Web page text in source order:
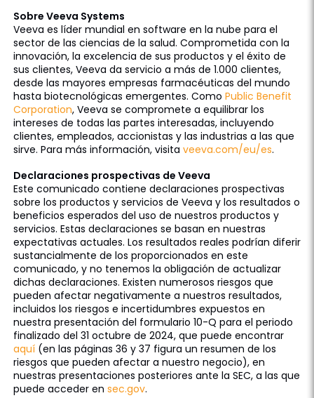
Sobre Veeva Systems
Veeva es líder mundial en software en la nube para el
sector de las ciencias de la salud. Comprometida con la
innovación, la excelencia de sus productos y el éxito de
sus clientes, Veeva da servicio a más de 1.000 clientes,
desde las mayores empresas farmacéuticas del mundo
hasta biotecnológicas emergentes. Como Public Benefit
Corporation, Veeva se compromete a equilibrar los
intereses de todas las partes interesadas, incluyendo
clientes, empleados, accionistas y las industrias a las que
sirve. Para más información, visita veeva.com/eu/es.
Declaraciones prospectivas de Veeva
Este comunicado contiene declaraciones prospectivas
sobre los productos y servicios de Veeva y los resultados o
beneficios esperados del uso de nuestros productos y
servicios. Estas declaraciones se basan en nuestras
expectativas actuales. Los resultados reales podrían diferir
sustancialmente de los proporcionados en este
comunicado, y no tenemos la obligación de actualizar
dichas declaraciones. Existen numerosos riesgos que
pueden afectar negativamente a nuestros resultados,
incluidos los riesgos e incertidumbres expuestos en
nuestra presentación del formulario 10-Q para el periodo
finalizado del 31 octubre de 2024, que puede encontrar
aquí(en las páginas 36 y 37 figura un resumen de los
riesgos que pueden afectar a nuestro negocio), en
nuestras presentaciones posteriores ante la SEC, a las que
puede acceder en sec.gov.